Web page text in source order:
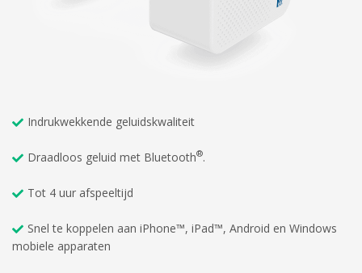
Indrukwekkende geluidskwaliteit
Draadloos geluid met Bluetooth®.
Tot 4 uur afspeeltijd
Snel te koppelen aan iPhone™, iPad™, Android en Windows
mobiele apparaten